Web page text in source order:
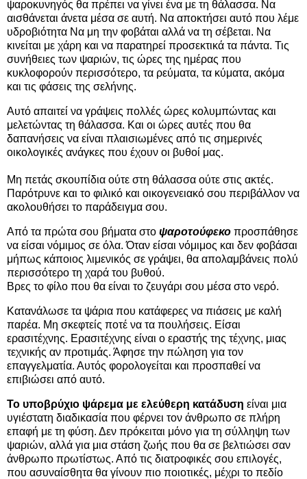
ψαροκυνηγός θα πρέπει να γίνει ένα με τη θάλασσα. Να
αισθάνεται άνετα μέσα σε αυτή. Να αποκτήσει αυτό που λέμε
υδροβιότητα Να μη την φοβάται αλλά να τη σέβεται. Να
κινείται με χάρη και να παρατηρεί προσεκτικά τα πάντα. Τις
συνήθειες των ψαριών, τις ώρες της ημέρας που
κυκλοφορούν περισσότερο, τα ρεύματα, τα κύματα, ακόμα
και τις φάσεις της σελήνης.
Αυτό απαιτεί να γράψεις πολλές ώρες κολυμπώντας και
μελετώντας τη θάλασσα. Και οι ώρες αυτές που θα
δαπανήσεις να είναι πλαισιωμένες από τις σημερινές
οικολογικές ανάγκες που έχουν οι βυθοί μας.
Μη πετάς σκουπίδια ούτε στη θάλασσα ούτε στις ακτές.
Παρότρυνε και το φιλικό και οικογενειακό σου περιβάλλον να
ακολουθήσει το παράδειγμα σου.
Από τα πρώτα σου βήματα στο ψαροτούφεκο προσπάθησε
να είσαι νόμιμος σε όλα. Όταν είσαι νόμιμος και δεν φοβάσαι
μήπως κάποιος λιμενικός σε γράψει, θα απολαμβάνεις πολύ
περισσότερο τη χαρά του βυθού.
Βρες το φίλο που θα είναι το ζευγάρι σου μέσα στο νερό.
Κατανάλωσε τα ψάρια που κατάφερες να πιάσεις με καλή
παρέα. Μη σκεφτείς ποτέ να τα πουλήσεις. Είσαι
ερασιτέχνης. Ερασιτέχνης είναι ο εραστής της τέχνης, μιας
τεχνικής αν προτιμάς. Άφησε την πώληση για τον
επαγγελματία. Αυτός φορολογείται και προσπαθεί να
επιβιώσει από αυτό.
Το υποβρύχιο ψάρεμα με ελεύθερη κατάδυση είναι μια
υγιέστατη διαδικασία που φέρνει τον άνθρωπο σε πλήρη
επαφή με τη φύση. Δεν πρόκειται μόνο για τη σύλληψη των
ψαριών, αλλά για μια στάση ζωής που θα σε βελτιώσει σαν
άνθρωπο πρωτίστως. Από τις διατροφικές σου επιλογές,
που ασυναίσθητα θα γίνουν πιο ποιοτικές, μέχρι το πεδίο